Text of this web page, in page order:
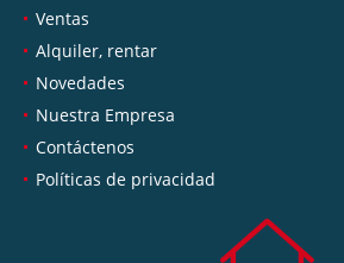
Ventas
Alquiler, rentar
Novedades
Nuestra Empresa
Contáctenos
Políticas de privacidad